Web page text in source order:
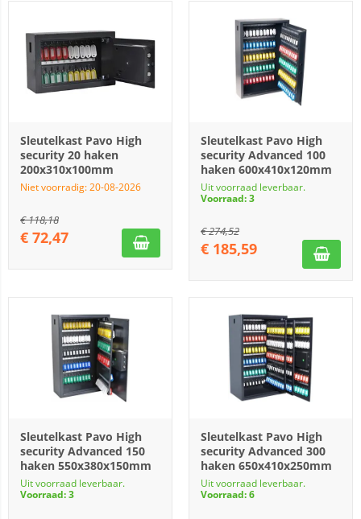
Sleutelkast Pavo High
security 20 haken
200x310x100mm
Niet voorradig: 20-08-2026
€118,18
€ 72,47
Sleutelkast Pavo High
security Advanced 100
haken 600x410x120mm
Uit voorraad leverbaar.
Voorraad: 3
€274,52
€ 185,59
Sleutelkast Pavo High
security Advanced 150
haken 550x380x150mm
Uit voorraad leverbaar.
Voorraad: 3
Sleutelkast Pavo High
security Advanced 300
haken 650x410x250mm
Uit voorraad leverbaar.
Voorraad: 6